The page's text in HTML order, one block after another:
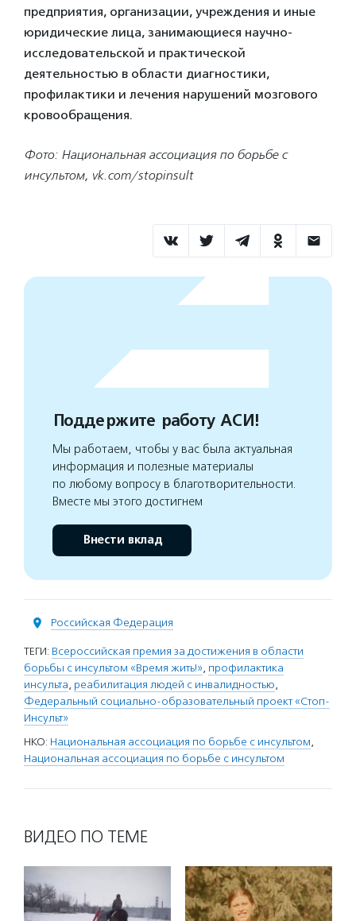
предприятия, организации, учреждения и иные
юридические лица, занимающиеся научно-
исследовательской и практической
деятельностью в области диагностики,
профилактики и лечения нарушений мозгового
кровообращения.
Фото: Национальная ассоциация по борьбе с
инсультом, vk.com/stopinsult
Поддержите работу АСИ!
Мы работаем, чтобы у вас была актуальная
информация и полезные материалы
по любому вопросу в благотворительности.
Вместе мы этого достигнем
Внести вклад
Российская Федерация
ТЕГИ: Всероссийская премия за достижения в области
борьбы с инсультом «Время жить!», профилактика
инсульта, реабилитация людей с инвалидностью,
Федеральный социально-образовательный проект «Стоп-
Инсульт»
НКО: Национальная ассоциация по борьбе с инсультом,
Национальная ассоциация по борьбе с инсультом
ВИДЕО ПО ТЕМЕ